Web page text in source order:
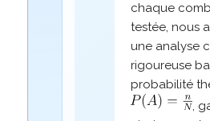
chaque
testée, nous
une analyse
rigoureuse
probabilité
,